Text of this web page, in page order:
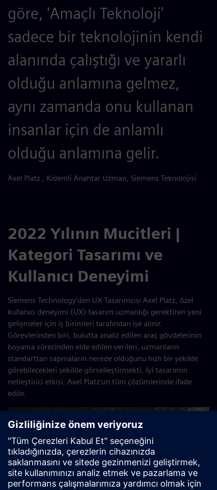
göre, 'Amaçlı Teknoloji'
sadece bir teknolojinin kendi
alanında çalıştığı ve yararlı
olduğu anlamına gelmez,
aynı zamanda onu kullanan
insanlar için de anlamlı
olduğu anlamına gelir.
Axel Platz , Kıdemli Anahtar Uzman, Siemens Teknolojisi
2022 Yılının Mucitleri |
Kategori Tasarımı ve
Kullanıcı Deneyimi
Siemens Technology'den UX Tasarımcısı Axel Platz, özel
kullanıcı deneyimi (UX) tasarım uzmanlığı gerektiren yeni
gelişmeler için iş birimleri tarafından işe alınır.
Görevlerinden biri, bulutta analiz edilen araç gövdelerinin
boyama sürecinden elde edilen verileri, uzmanların
standarttan sapmaların nerede olduğunu hızlı bir şekilde
görebilecekleri şekilde görselleştirmekti. İyi tasarımın
netleştirici etkisi, Axel Platz'un tüm çözümlerinde ifade
edilir.
Play